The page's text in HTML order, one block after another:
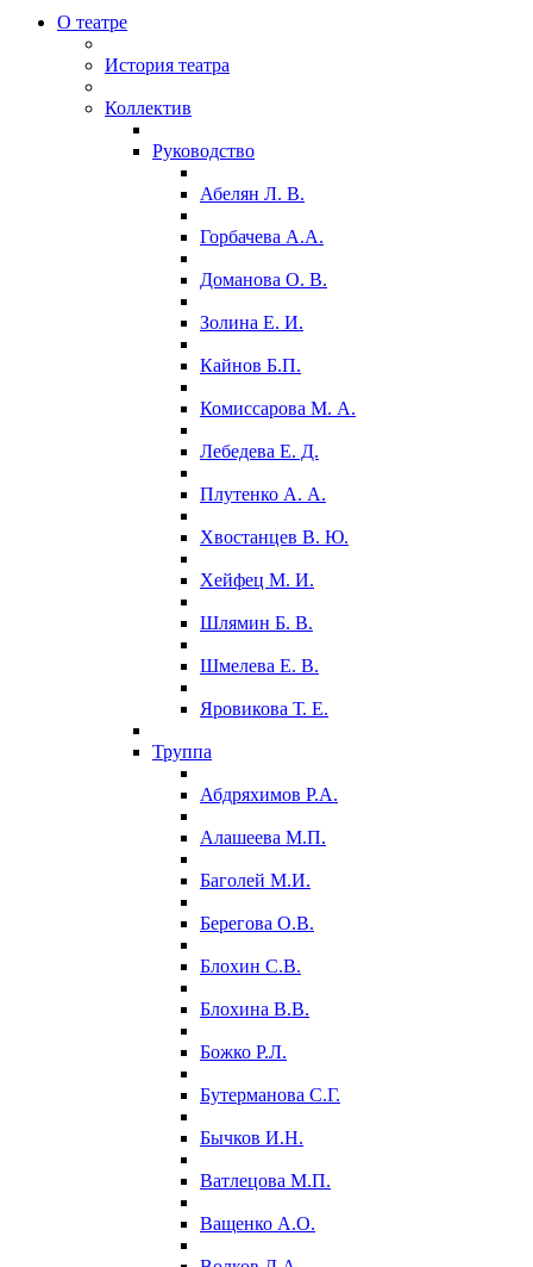
О театре
История театра
Коллектив
Руководство
Абелян Л. В.
Горбачева А.А.
Доманова О. В.
Золина Е. И.
Кайнов Б.П.
Комиссарова М. А.
Лебедева Е. Д.
Плутенко А. А.
Хвостанцев В. Ю.
Хейфец М. И.
Шлямин Б. В.
Шмелева Е. В.
Яровикова Т. Е.
Труппа
Абдряхимов Р.А.
Алашеева М.П.
Баголей М.И.
Берегова О.В.
Блохин С.В.
Блохина В.В.
Божко Р.Л.
Бутерманова С.Г.
Бычков И.Н.
Ватлецова М.П.
Ващенко А.О.